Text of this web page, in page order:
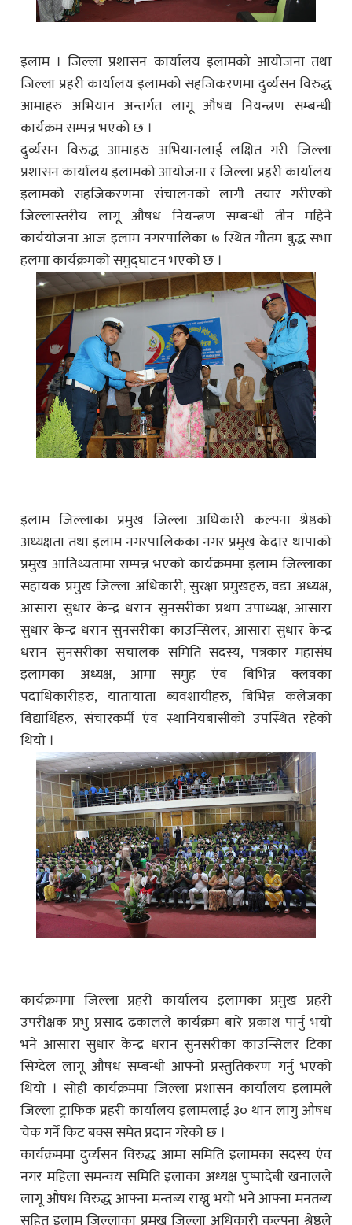
इलाम । जिल्ला प्रशासन कार्यालय इलामको आयोजना तथा
जिल्ला प्रहरी कार्यालय इलामको सहजिकरणमा दुर्व्यसन विरुद्ध
आमाहरु अभियान अन्तर्गत लागू औषध नियन्त्रण सम्बन्धी
कार्यक्रम सम्पन्न भएको छ ।
दुर्व्यसन विरुद्ध आमाहरु अभियानलाई लक्षित गरी जिल्ला
प्रशासन कार्यालय इलामको आयोजना र जिल्ला प्रहरी कार्यालय
इलामको सहजिकरणमा संचालनको लागी तयार गरीएको
जिल्लास्तरीय लागू औषध नियन्त्रण सम्बन्धी तीन महिने
कार्ययोजना आज इलाम नगरपालिका ७ स्थित गौतम बुद्ध सभा
हलमा कार्यक्रमको समुद्‍घाटन भएको छ ।
इलाम जिल्लाका प्रमुख जिल्ला अधिकारी कल्पना श्रेष्ठको
अध्यक्षता तथा इलाम नगरपालिकका नगर प्रमुख केदार थापाको
प्रमुख आतिथ्यतामा सम्पन्न भएको कार्यक्रममा इलाम जिल्लाका
सहायक प्रमुख जिल्ला अधिकारी, सुरक्षा प्रमुखहरु, वडा अध्यक्ष,
आसारा सुधार केन्द्र धरान सुनसरीका प्रथम उपाध्यक्ष, आसारा
सुधार केन्द्र धरान सुनसरीका काउन्सिलर, आसारा सुधार केन्द्र
धरान सुनसरीका संचालक समिति सदस्य, पत्रकार महासंघ
इलामका अध्यक्ष, आमा समुह एंव बिभिन्न क्लवका
पदाधिकारीहरु, यातायाता ब्यवशायीहरु, बिभिन्न कलेजका
बिद्यार्थिहरु, संचारकर्मी एंव स्थानियबासीको उपस्थित रहेको
थियो ।
कार्यक्रममा जिल्ला प्रहरी कार्यालय इलामका प्रमुख प्रहरी
उपरीक्षक प्रभु प्रसाद ढकालले कार्यक्रम बारे प्रकाश पार्नु भयो
भने आसारा सुधार केन्द्र धरान सुनसरीका काउन्सिलर टिका
सिग्देल लागू औषध सम्बन्धी आफ्नो प्रस्तुतिकरण गर्नु भएको
थियो । सोही कार्यक्रममा जिल्ला प्रशासन कार्यालय इलामले
जिल्ला ट्राफिक प्रहरी कार्यालय इलामलाई ३० थान लागु औषध
चेक गर्ने किट बक्स समेत प्रदान गरेको छ ।
कार्यक्रममा दुर्व्यसन विरुद्ध आमा समिति इलामका सदस्य एंव
नगर महिला समन्वय समिति इलाका अध्यक्ष पुष्पादेबी खनालले
लागू औषध विरुद्ध आफ्ना मन्तब्य राख्नु भयो भने आफ्ना मनतब्य